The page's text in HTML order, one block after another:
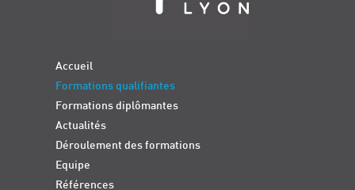
Accueil
Formations qualifiantes
Formations diplômantes
Actualités
Déroulement des formations
Equipe
Références